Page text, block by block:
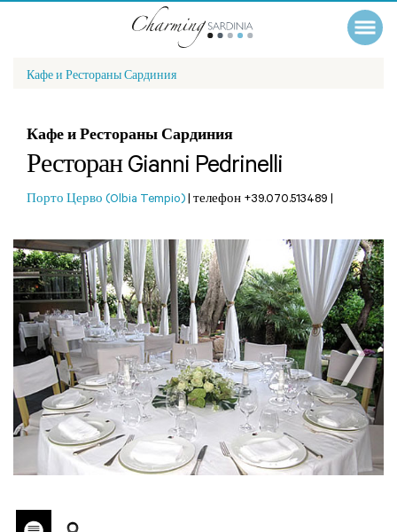
Кафе и Рестораны Сардиния
Кафе и Рестораны Сардиния
Ресторан Gianni Pedrinelli
Порто Церво (Olbia Tempio) | телефон +39.070.513489 |